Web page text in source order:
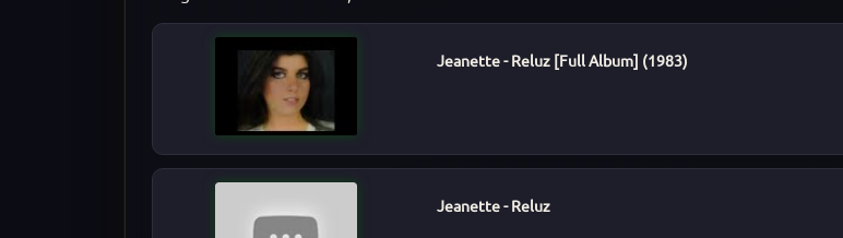
Jeanette - Reluz [Full Album] (1983)
Jeanette - Reluz